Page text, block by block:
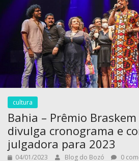
cultura
Bahia – Prêmio
divulga cronograma e
julgadora para 2023
04/01/2023 Blog do Bozó 0